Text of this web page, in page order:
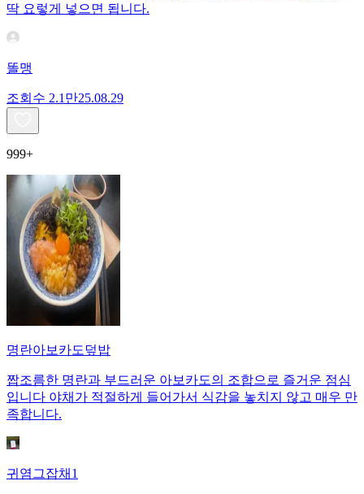
딱 요렇게 넣으면 됩니다.
똘맹
조회수 2.1만25.08.29
999+
명란아보카도덮밥
짭조름한 명란과 부드러운 아보카도의 조합으로 즐거운 점심
입니다 야채가 적절하게 들어가서 식감을 놓치지 않고 매우 만
족합니다.
귀염그잡채1